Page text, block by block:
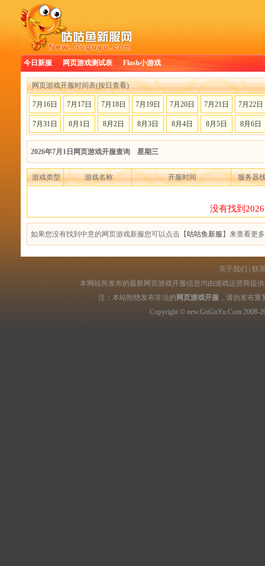
今日新服 网页游戏测试表 Flash小游戏
网页游戏开服时间表(按日查看)
7月16日 7月17日 7月18日 7月19日 7月20日 7月21日 7月22日
7月31日 8月1日 8月2日 8月3日 8月4日 8月5日 8月6日
2026年7月1日网页游戏开服查询 星期三
游戏类型 游戏名称 开服时间 服务器
没有找到
如果您没有找到中意的网页游戏新服您可以点击【咕咕鱼新服 】来查看更
关于我们
联
本网站所发布的最新网页游戏开服信息均由游戏运营商提
注：本站拒绝发布非法的 网页游戏开服 ，请勿发布重
Copyright © new.GuGuYu.Com 2008-